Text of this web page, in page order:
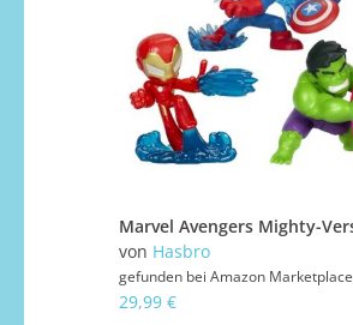
von Hasbro
gefunden bei Amazon Marketplace
29,99 €